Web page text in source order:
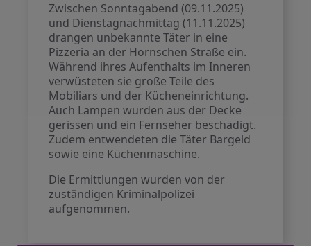
Zwischen Sonntagabend (09.11.2025)
und Dienstagnachmittag (11.11.2025)
drangen unbekannte Täter in eine
Pizzeria an der Hornschen Straße ein.
Während ihres Aufenthalts im Inneren
verwüsteten sie große Teile des
Mobiliars und der Kücheneinrichtung.
Auch Lampen wurden aus der Decke
gerissen und ein Fernseher beschädigt.
Zudem entwendeten die Täter Bargeld
sowie eine Küchenmaschine.
Die Ermittlungen wurden von der
zuständigen Kriminalpolizei
aufgenommen.